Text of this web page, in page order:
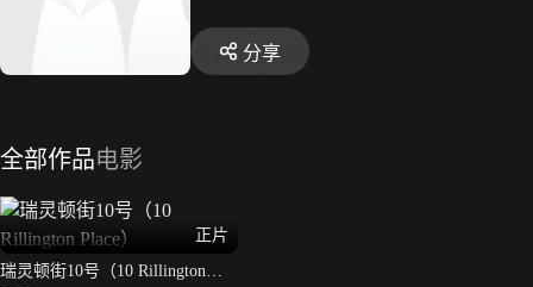
分享
全部作品电影
正片
瑞灵顿街10号（10 Rillington